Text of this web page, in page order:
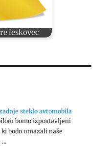
leskovec
steklo avtomobila
bomo izpostavljeni
bodo umazali naše
…